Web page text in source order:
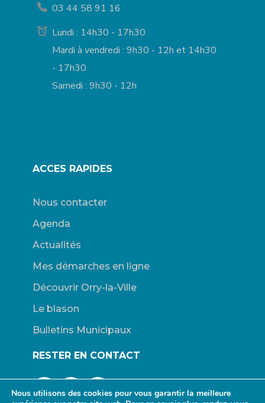
03 44 58 91 16
Lundi : 14h30 - 17h30
Mardi à vendredi : 9h30 - 12h et 14h30
- 17h30
Samedi : 9h30 - 12h
ACCES RAPIDES
Nous contacter
Agenda
Actualités
Mes démarches en ligne
Découvrir Orry-la-Ville
Le blason
Bulletins Municipaux
RESTER EN CONTACT
Nous utilisons des cookies pour vous garantir la meilleure